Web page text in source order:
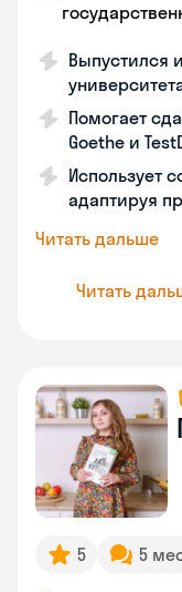
Выпустился
Помогает
Goethe и
Использует
адаптируя
Читать дальше
Читать
5 5